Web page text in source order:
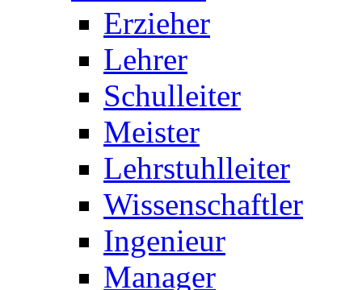
Erzieher
Lehrer
Schulleiter
Meister
Lehrstuhlleiter
Wissenschaftler
Ingenieur
Manager